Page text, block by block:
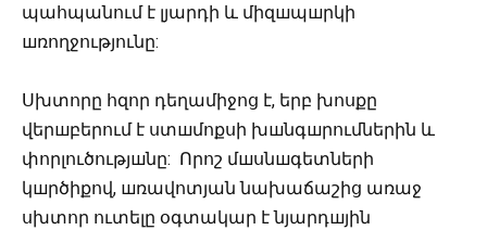
պահպանում է լյարդի և միզшպшրկի
шռողջությունը:
Սխտորը հզոր դեղամիջոց է, երբ խոսքը
վերшբերում է ստшմոքսի խшնգшրումներին և
փորլուծությшնը: Որոշ մшսնшգետների
կшրծիքով, шռավոտյան նախաճաշից առաջ
սխտոր ուտելը օգտակար է նյարդшյին